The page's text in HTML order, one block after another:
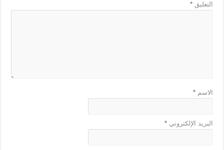
التعليق*
الاسم*
البريد الإلكتروني*